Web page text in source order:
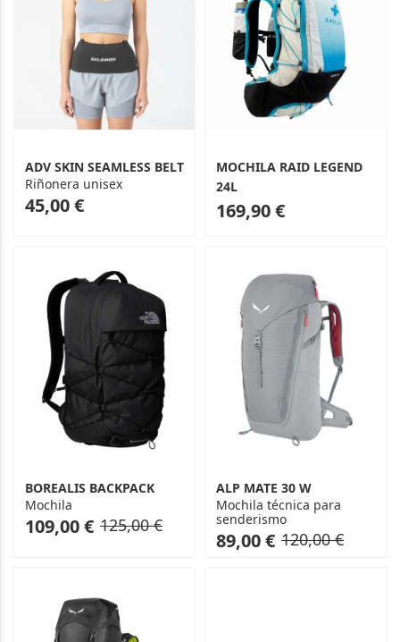
ADV SKIN SEAMLESS BELT
Riñonera unisex
As
low
45,00 €
MOCHILA RAID LEGEND
24L
As
low
169,90 €
BOREALIS BACKPACK
Mochila
As
low
109,00 € Regular
125,00 €
ALP MATE 30 W
Mochila técnica para
senderismo
As
low
89,00 € Regular
120,00 €